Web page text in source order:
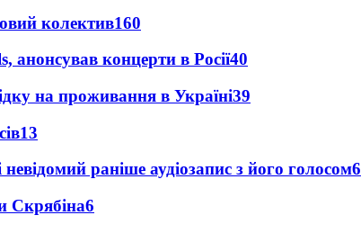
колектив160
анонсував концерти в Росії40
на проживання в Україні39
13
раніше аудіозапис з його голосом6
Скрябіна6